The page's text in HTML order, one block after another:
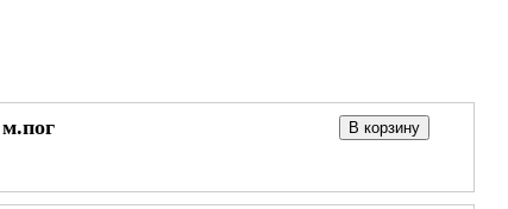
м.пог В корзину